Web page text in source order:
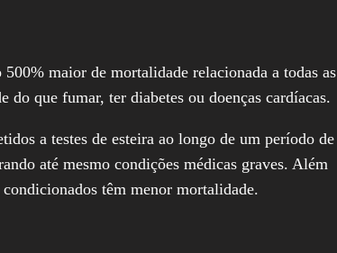
maior de mortalidade relacionada a todas as
do que fumar, ter diabetes ou doenças cardíacas.
a testes de esteira ao longo de um período de
até mesmo condições médicas graves. Além
têm menor mortalidade.